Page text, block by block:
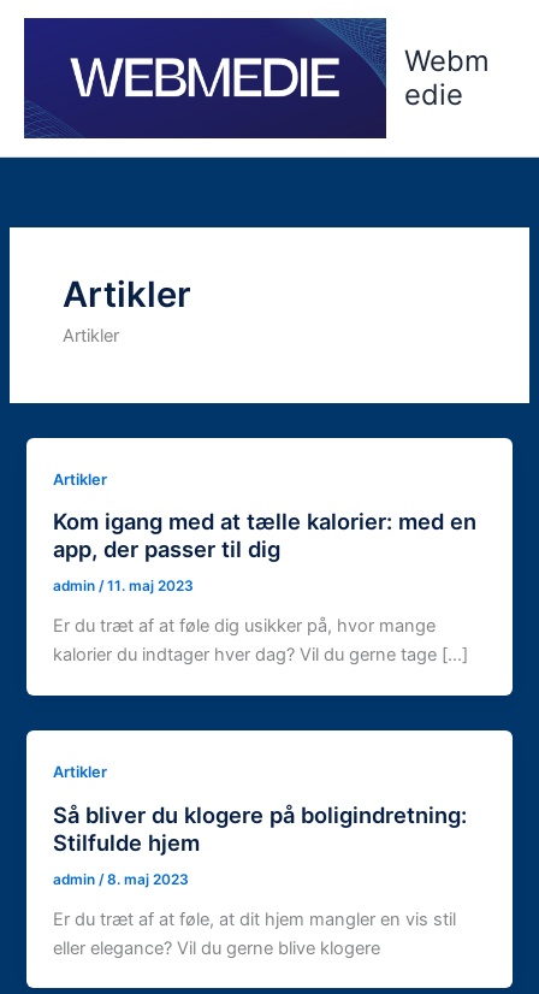
indholdet
Webm
edie
Artikler
Artikler
Artikler
Kom igang med at tælle kalorier: med en
app, der passer til dig
admin/11. maj 2023
Er du træt af at føle dig usikker på, hvor mange
kalorier du indtager hver dag? Vil du gerne tage […]
Artikler
Så bliver du klogere på boligindretning:
Stilfulde hjem
admin /8. maj 2023
Er du træt af at føle, at dit hjem mangler en vis stil
eller elegance? Vil du gerne blive klogere